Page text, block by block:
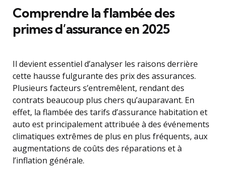
Comprendre la flambée des
primes d’assurance en 2025
Il devient essentiel d’analyser les raisons derrière
cette hausse fulgurante des prix des assurances.
Plusieurs facteurs s’entremêlent, rendant des
contrats beaucoup plus chers qu’auparavant. En
effet, la flambée des tarifs d’assurance habitation et
auto est principalement attribuée à des événements
climatiques extrêmes de plus en plus fréquents, aux
augmentations de coûts des réparations et à
l’inflation générale.